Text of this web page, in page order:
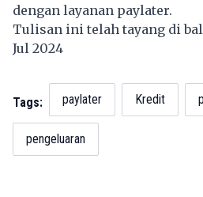
dengan layanan paylater.
Tulisan ini telah tayang di
Jul 2024
Tags: paylater Kredit
pengeluaran